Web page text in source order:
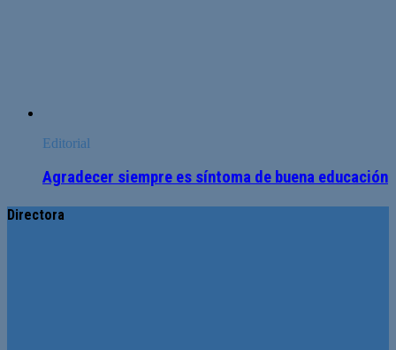
Editorial
Agradecer siempre es síntoma de buena educación
Directora